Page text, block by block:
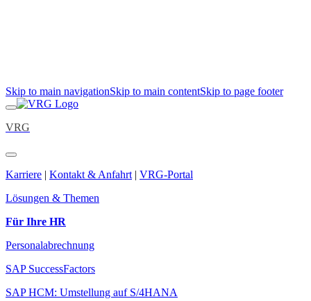
Skip to main navigationSkip to main contentSkip to page footer
VRG
Karriere | Kontakt & Anfahrt | VRG-Portal
Lösungen & Themen
Für Ihre HR
Personalabrechnung
SAP SuccessFactors
SAP HCM: Umstellung auf S/4HANA